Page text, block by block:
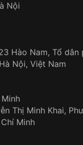
Nội
Hào Nam, Tổ dân
Nội, Việt Nam
Thị Minh Khai,
Minh